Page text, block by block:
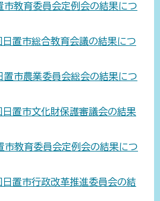
教育委員会定例会の結果につ
置市総合教育会議の結果につ
市農業委員会総会の結果につ
置市文化財保護審議会の結果
教育委員会定例会の結果につ
置市行政改革推進委員会の結